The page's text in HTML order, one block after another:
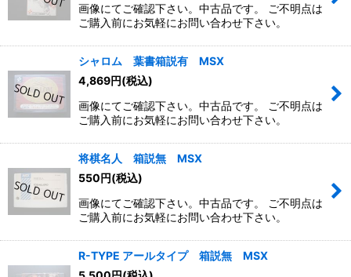
画像にてご確認下さい。中古品です。 ご不明点は
ご購入前にお気軽にお問い合わせ下さい。
シャロム 葉書箱説有 MSX
4,869円(税込)
画像にてご確認下さい。中古品です。 ご不明点は
ご購入前にお気軽にお問い合わせ下さい。
将棋名人 箱説無 MSX
550円(税込)
画像にてご確認下さい。中古品です。 ご不明点は
ご購入前にお気軽にお問い合わせ下さい。
R-TYPE アールタイプ 箱説無 MSX